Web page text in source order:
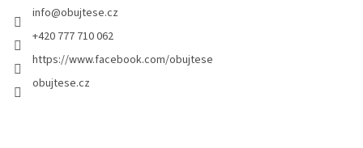
info@obujtese.cz
+420 777 710 062
https://www.facebook.com/obujtese
obujtese.cz